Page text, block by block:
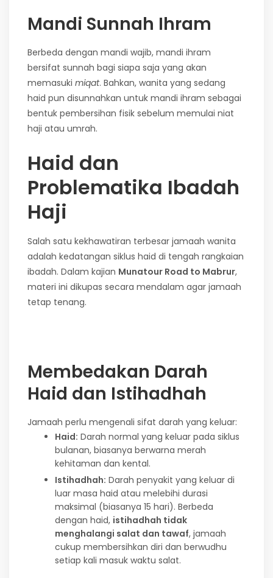
Mandi Sunnah Ihram
Berbeda dengan mandi wajib, mandi ihram
bersifat sunnah bagi siapa saja yang akan
memasuki miqat. Bahkan, wanita yang sedang
haid pun disunnahkan untuk mandi ihram sebagai
bentuk pembersihan fisik sebelum memulai niat
haji atau umrah.
Haid dan
Problematika Ibadah
Haji
Salah satu kekhawatiran terbesar jamaah wanita
adalah kedatangan siklus haid di tengah rangkaian
ibadah. Dalam kajian Munatour Road to Mabrur,
materi ini dikupas secara mendalam agar jamaah
tetap tenang.
Membedakan Darah
Haid dan Istihadhah
Jamaah perlu mengenali sifat darah yang keluar:
Haid: Darah normal yang keluar pada siklus
bulanan, biasanya berwarna merah
kehitaman dan kental.
Istihadhah: Darah penyakit yang keluar di
luar masa haid atau melebihi durasi
maksimal (biasanya 15 hari). Berbeda
dengan haid, istihadhah tidak
menghalangi salat dan tawaf, jamaah
cukup membersihkan diri dan berwudhu
setiap kali masuk waktu salat.